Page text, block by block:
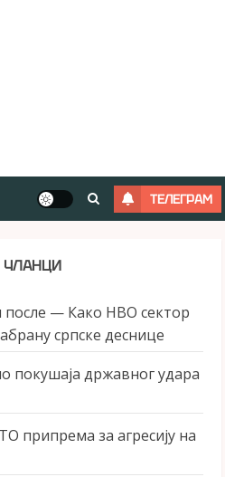
ТЕЛЕГРАМ
после — Како НВО сектор
српске деснице
покушаја државног удара
припрема за агресију на